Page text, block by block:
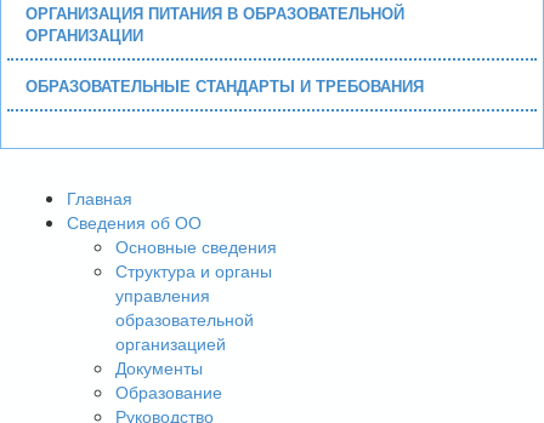
ОРГАНИЗАЦИЯ ПИТАНИЯ В ОБРАЗОВАТЕЛЬНОЙ
ОРГАНИЗАЦИИ
ОБРАЗОВАТЕЛЬНЫЕ СТАНДАРТЫ И ТРЕБОВАНИЯ
Главная
Сведения об ОО
Основные сведения
Структура и органы
управления
образовательной
организацией
Документы
Образование
Руководство